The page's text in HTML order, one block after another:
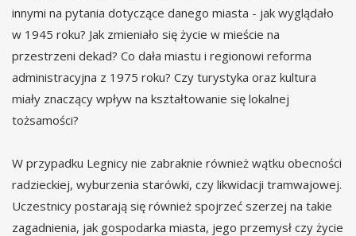
innymi na pytania dotyczące danego miasta - jak wyglądało
w 1945 roku? Jak zmieniało się życie w mieście na
przestrzeni dekad? Co dała miastu i regionowi reforma
administracyjna z 1975 roku? Czy turystyka oraz kultura
miały znaczący wpływ na kształtowanie się lokalnej
tożsamości?
W przypadku Legnicy nie zabraknie również wątku obecności
radzieckiej, wyburzenia starówki, czy likwidacji tramwajowej.
Uczestnicy postarają się również spojrzeć szerzej na takie
zagadnienia, jak gospodarka miasta, jego przemysł czy życie